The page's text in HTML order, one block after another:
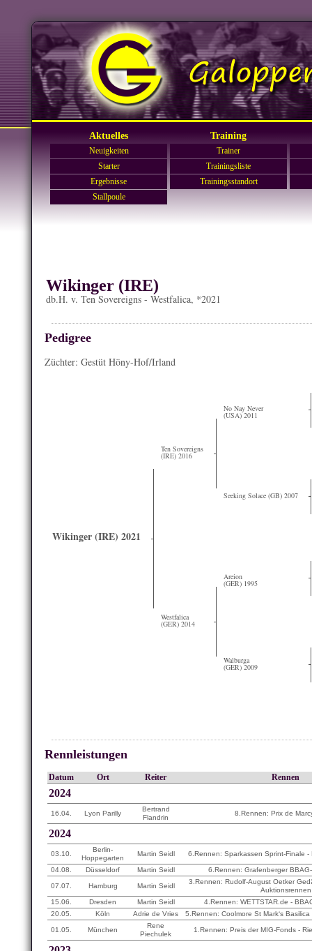
Aktuelles Training
Neuigkeiten
Starter
Ergebnisse
Stallpoule
Trainer
Trainingsliste
Trainingsstandort
Wikinger (IRE)
db.H. v. Ten Sovereigns - Westfalica, *2021
Pedigree
Züchter: Gestüt Höny-Hof/Irland
Wikinger (IRE) 2021
Ten Sovereigns
(IRE) 2016
No Nay Never
(USA) 2011
Seeking Solace (GB) 2007
Westfalica
(GER) 2014
Areion
(GER) 1995
Walburga
(GER) 2009
Rennleistungen
Datum Ort Reiter Rennen
2024
16.04. Lyon Parilly
Bertrand
Flandrin
8.Rennen: Prix de
2024
03.10.
Berlin-
Hoppegarten
Martin Seidl 6.Rennen: Sparkassen Sprint-Finale -
04.08. Düsseldorf Martin Seidl 6.Rennen: Grafenberger
07.07. Hamburg Martin Seidl
3.Rennen: Rudolf-August Oetker
Auktionsrennen
15.06.
Dresden Martin Seidl
4.Rennen: WETTSTAR.de -
20.05.
Köln Adrie de Vries 5.Rennen: Coolmore St Mark‘s
01.05. München
Rene
Piechulek
1.Rennen: Preis der MIG-Fonds -